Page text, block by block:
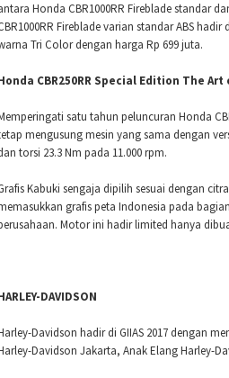
Honda CBR1000RR Fireblade standar
Fireblade varian standar ABS
Tri Color dengan harga Rp 699 juta.
CBR250RR Special Edition The
satu tahun peluncuran Honda
mengusung mesin yang sama dengan
torsi 23.3 Nm pada 11.000 rpm.
Kabuki sengaja dipilih sesuai dengan
grafis peta Indonesia pada
Motor ini hadir limited hanya
DAVIDSON
Davidson hadir di GIIAS 2017 dengan
Davidson Jakarta, Anak Elang Harley-